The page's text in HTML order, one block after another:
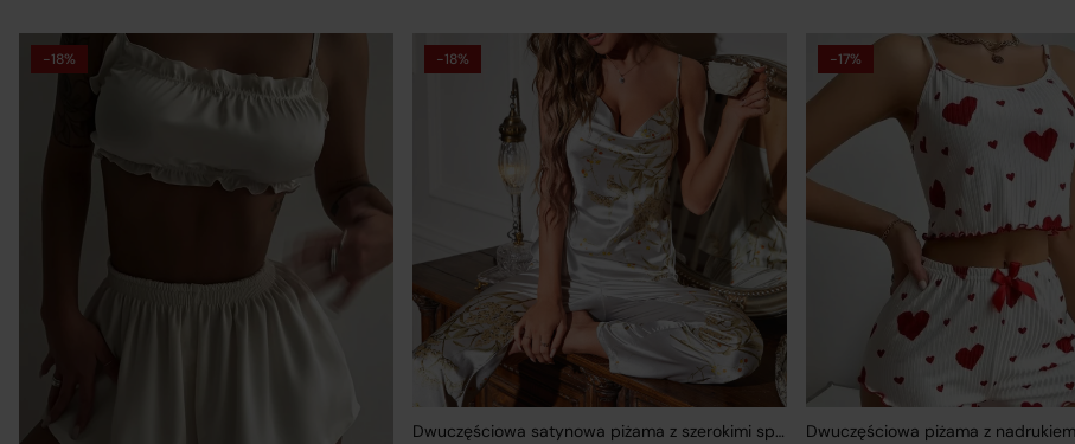
-18% -18%
Dwuczęściowa satynowa piżama z szerokimi spodniami
-17%
treścią;
odpowiadają za realizację praw klientów wynikających z
zawartej umowy sprzedaży, przy czym obowiązki związane z
realizacją uprawnień konsumentów w zakresie reklamacji i
odstąpienia od umowy wykonuje w ich imieniu Operator
Platformy.
Opisany podział ról i obowiązków znajduje odzwierciedlenie w
Regulaminie Platformy Verenza.pl, dostępnym pod adresem
regulamin
Poza wymienionymi powyżej podmiotami, w realizację umów